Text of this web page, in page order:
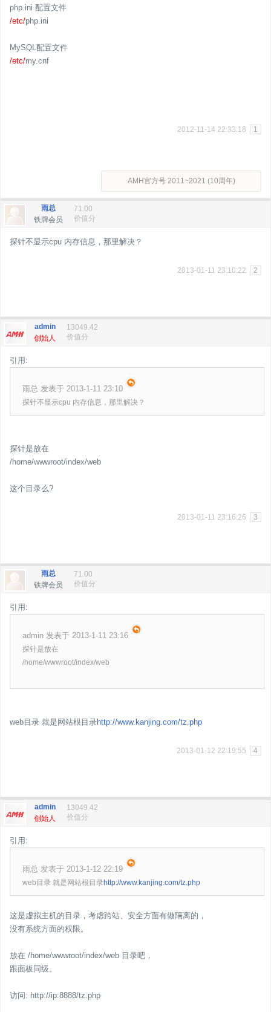
php.ini 配置文件
/etc/php.ini
MySQL配置文件
/etc/my.cnf
2012-11-14 22:33:18 1
AMH官方号 2011~2021 (10周年)
雨总
铁牌会员
71.00
价值分
探针不显示cpu 内存信息，那里解决？
2013-01-11 23:10:22 2
admin
创始人
13049.42
价值分
引用:
雨总 发表于 2013-1-11 23:10
探针不显示cpu 内存信息，那里解决？
探针是放在
/home/wwwroot/index/web
这个目录么?
2013-01-11 23:16:26 3
雨总
铁牌会员
71.00
价值分
引用:
admin 发表于 2013-1-11 23:16
探针是放在
/home/wwwroot/index/web
web目录 就是网站根目录http://www.kanjing.com/tz.php
2013-01-12 22:19:55 4
admin
创始人
13049.42
价值分
引用:
雨总 发表于 2013-1-12 22:19
web目录 就是网站根目录http://www.kanjing.com/tz.php
这是虚拟主机的目录，考虑跨站、安全方面有做隔离的，
没有系统方面的权限。
放在 /home/wwwroot/index/web 目录吧，
跟面板同级。
访问: http://ip:8888/tz.php